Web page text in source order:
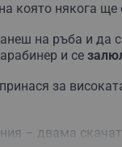
която някога
на ръба и да
и се
за
– двама скачат